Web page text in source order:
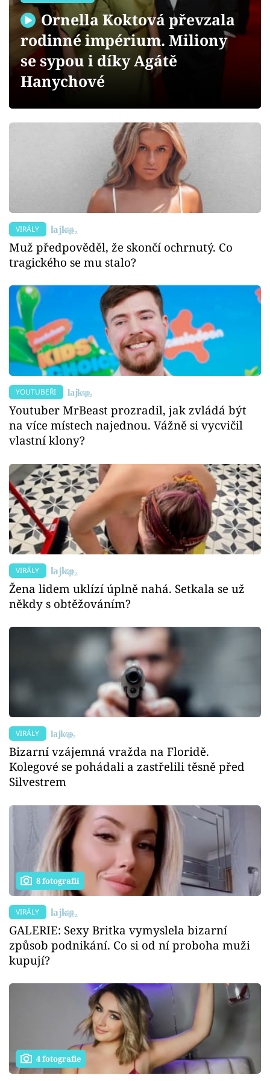
Videa
Sledujte prima+
Ornella Koktová převzala
rodinné impérium. Miliony
se sypou i díky Agátě
Hanychové
VIRÁLY
Muž předpověděl, že skončí ochrnutý. Co
tragického se mu stalo?
YOUTUBEŘI
Youtuber MrBeast prozradil, jak zvládá být
na více místech najednou. Vážně si vycvičil
vlastní klony?
VIRÁLY
Žena lidem uklízí úplně nahá. Setkala se už
někdy s obtěžováním?
VIRÁLY
Bizarní vzájemná vražda na Floridě.
Kolegové se pohádali a zastřelili těsně před
Silvestrem
8 fotografií
VIRÁLY
GALERIE: Sexy Britka vymyslela bizarní
způsob podnikání. Co si od ní proboha muži
kupují?
4 fotografie